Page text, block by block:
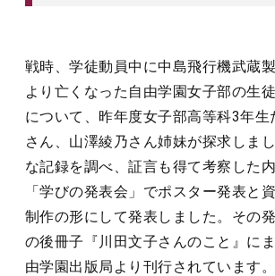
戦時、学徒動員中に中島飛行機武蔵
より亡くなった自由学園女子部の生
について、昨年度女子部高等科3年生
さん、山澤綾乃さん姉妹が探求しま
な記録を調べ、証言も得て考察した
「学びの発表会」でポスター発表と
制作の形にして発表しました。その
の後冊子『川田文子さんのこと』に
由学園出版局より刊行されています。